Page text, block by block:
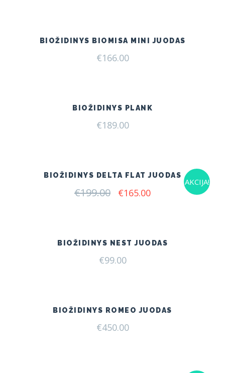
BIOŽIDINYS BIOMISA MINI JUODAS
€166.00
BIOŽIDINYS PLANK
€189.00
AKCIJA!
BIOŽIDINYS DELTA FLAT JUODAS
€199.00 Original
€165.00Current
BIOŽIDINYS NEST JUODAS
€99.00
BIOŽIDINYS ROMEO JUODAS
€450.00